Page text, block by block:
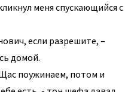
меня спускающийся с
если разрешите, –
домой.
поужинаем, потом и